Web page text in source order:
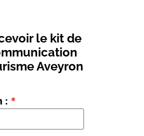
le kit de
Aveyron
: